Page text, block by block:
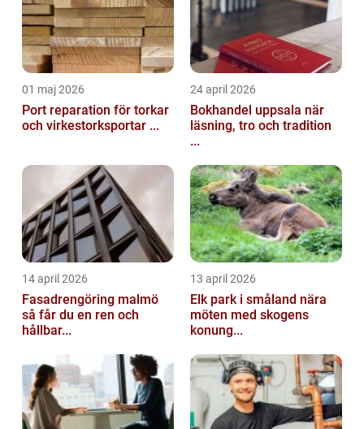
01 maj 2026
Port reparation för torkar
och virkestorksportar ...
24 april 2026
Bokhandel uppsala när
läsning, tro och tradition
...
14 april 2026
Fasadrengöring malmö
så får du en ren och
hållbar...
13 april 2026
Elk park i småland nära
möten med skogens
konung...